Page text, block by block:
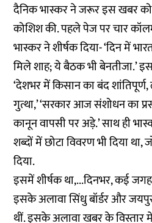
दैनिक भास्कर ने जरूर इस खबर
कोशिश की. पहले पेज पर चार
भास्कर ने शीर्षक दिया- ‘दिन में
मिले शाह; ये बैठक भी बेनतीजा.’
‘देशभर में किसान का बंद
गुत्था,’ ‘सरकार आज संशोधन का
कानून वापसी पर अड़े.’ साथ ही
शब्दों में छोटा विवरण भी दिया
दिया.
इसमें शीर्षक था,...दिनभर, कई जगह
इसके अलावा सिंधु बॉर्डर और जयपुर
थीं. इसके अलावा खबर के विस्तार